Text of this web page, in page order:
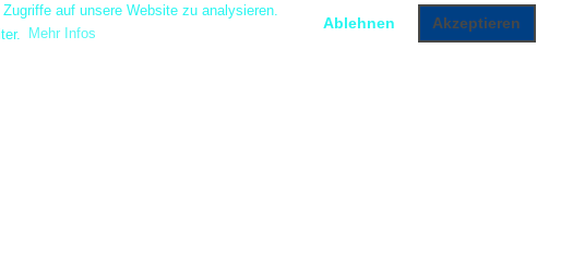
auf unsere Website zu analysieren.
Mehr Infos
Ablehnen Akzeptieren